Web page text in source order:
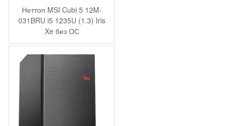
Неттоп MSI Cubi 5 12M-
031BRU i5 1235U (1.3) Iris
Xe без ОС
2.5xGbitEth+1xGbitEth WiFi
BT 65W белый (936-
B0A812-218)